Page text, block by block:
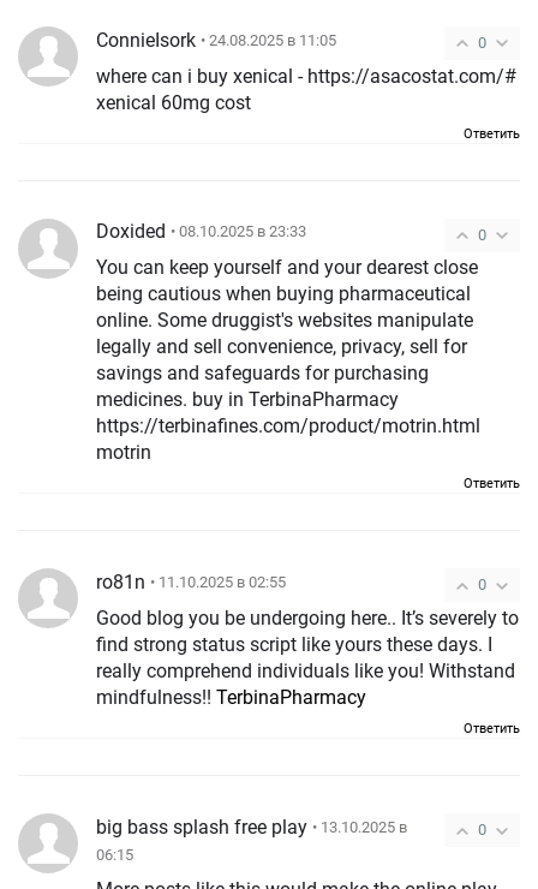
0
ConnieIsork • 24.08.2025 в 11:05
where can i buy xenical - https://asacostat.com/#
xenical 60mg cost
Ответить
0
Doxided • 08.10.2025 в 23:33
You can keep yourself and your dearest close
being cautious when buying pharmaceutical
online. Some druggist's websites manipulate
legally and sell convenience, privacy, sell for
savings and safeguards for purchasing
medicines. buy in TerbinaPharmacy
https://terbinafines.com/product/motrin.html
motrin
Ответить
0
ro81n • 11.10.2025 в 02:55
Good blog you be undergoing here.. It’s severely to
find strong status script like yours these days. I
really comprehend individuals like you! Withstand
mindfulness!! TerbinaPharmacy
Ответить
0
big bass splash free play • 13.10.2025 в
06:15